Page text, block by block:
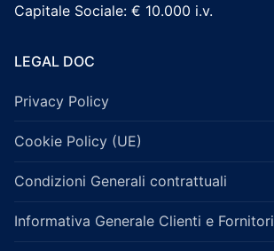
Capitale Sociale: € 10.000 i.v.
LEGAL DOC
Privacy Policy
Cookie Policy (UE)
Condizioni Generali contrattuali
Informativa Generale Clienti e Fornitori